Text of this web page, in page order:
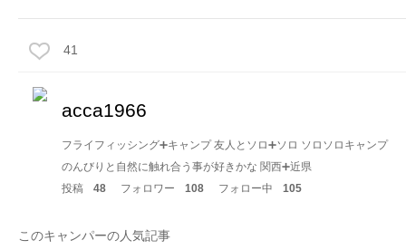
41
acca1966
フライフィッシング➕キャンプ 友人とソロ➕ソロ ソロソロキャンプ
のんびりと自然に触れ合う事が好きかな 関西➕近県
投稿
48 フォロワー 108 フォロー中 105
このキャンパーの人気記事